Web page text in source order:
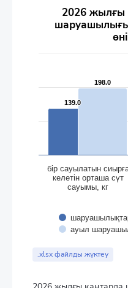
2026 жылғы
Bar chart with 2 data
The chart has 1 X axis
The chart has 2 Y axes
2026 жылғы
шаруашылығы
139.0
139.0
198.0
198.0
ауыл
бір сауылатын
келетін орташа сүт
сауымы, кг
End of interactive chart.
.xlsx файлды жүктеу